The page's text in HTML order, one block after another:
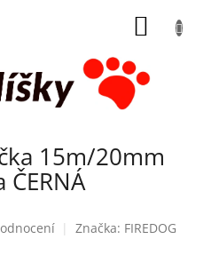
15m/20mm
Značka: FIREDOG